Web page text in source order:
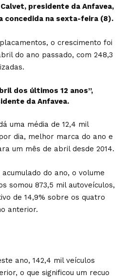
presidente da Anfavea,
concedida na sexta-feira (8).
o crescimento foi
do ano passado, com 248,3
dos últimos 12 anos”,
da Anfavea.
uma média de 12,4 mil
dia, melhor marca do ano e
um mês de abril desde 2014.
do ano, o volume
somou 873,5 mil autoveículos,
de 14,9% sobre os quatro
anterior.
ano, 142,4 mil veículos
o que significou um recuo